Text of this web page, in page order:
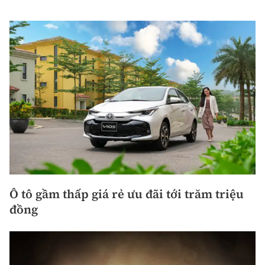
Ô tô gầm thấp giá rẻ ưu đãi tới trăm triệu
đồng